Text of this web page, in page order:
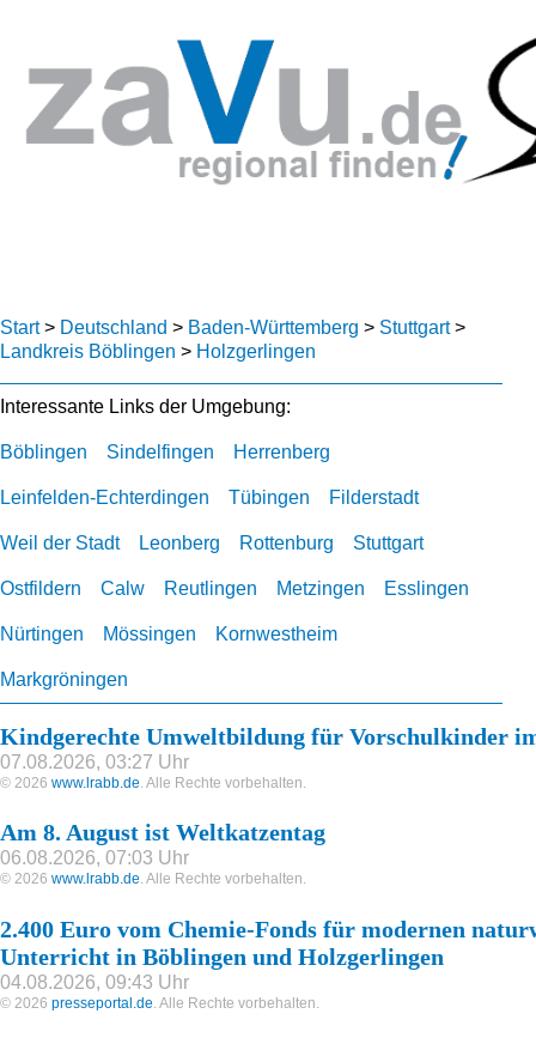
Start> Deutschland > Baden-Württemberg > Stuttgart>
Landkreis Böblingen > Holzgerlingen
Interessante Links der Umgebung:
Böblingen Sindelfingen Herrenberg
Leinfelden-Echterdingen Tübingen Filderstadt
Weil der Stadt Leonberg Rottenburg Stuttgart
Ostfildern Calw Reutlingen Metzingen Esslingen
Nürtingen Mössingen Kornwestheim
Markgröningen
Kindgerechte Umweltbildung für Vorschulkinder
07.08.2026, 03:27 Uhr
© 2026 www.lrabb.de. Alle Rechte vorbehalten.
Am 8. August ist Weltkatzentag
06.08.2026, 07:03 Uhr
© 2026 www.lrabb.de. Alle Rechte vorbehalten.
2.400 Euro vom Chemie-Fonds für modernen
Unterricht in Böblingen und Holzgerlingen
04.08.2026, 09:43 Uhr
© 2026 presseportal.de . Alle Rechte vorbehalten.